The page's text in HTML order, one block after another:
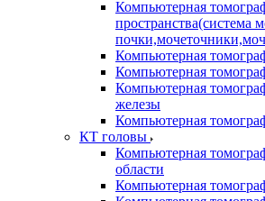
Компьютерная
пространства(система
Компьютерная
Компьютерная
Компьютерная
железы
Компьютерная
КТ головы
Компьютерная
области
Компьютерная